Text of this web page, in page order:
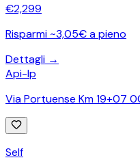
€2,299
Risparmi ~3,05€ a pieno
Dettagli →
Api-Ip
Via Portuense Km 19+07
Self